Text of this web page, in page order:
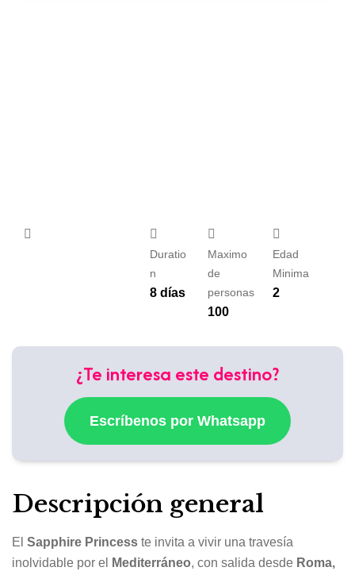
Duratio
n
8 días
Maximo
de
personas
100
Edad
Minima
2
¿Te interesa este destino?
Escríbenos por Whatsapp
Descripción general
El Sapphire Princess te invita a vivir una travesía
inolvidable por el
Mediterráneo, con salida desde Roma,